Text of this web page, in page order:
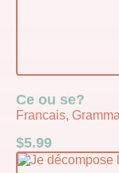
Ce ou se?
Francais,
$5.99